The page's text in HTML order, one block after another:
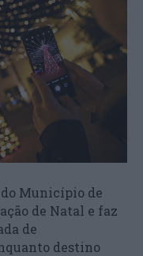
do Município de
de Natal e faz
de
destino